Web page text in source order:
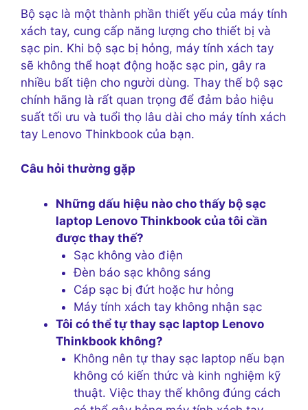
Bộ sạc là một thành phần thiết yếu của máy tính
xách tay, cung cấp năng lượng cho thiết bị và
sạc pin. Khi bộ sạc bị hỏng, máy tính xách tay
sẽ không thể hoạt động hoặc sạc pin, gây ra
nhiều bất tiện cho người dùng. Thay thế bộ sạc
chính hãng là rất quan trọng để đảm bảo hiệu
suất tối ưu và tuổi thọ lâu dài cho máy tính xách
tay Lenovo Thinkbook của bạn.
Câu hỏi thường gặp
Những dấu hiệu nào cho thấy bộ sạc
laptop Lenovo Thinkbook của tôi cần
được thay thế?
Sạc không vào điện
Đèn báo sạc không sáng
Cáp sạc bị đứt hoặc hư hỏng
Máy tính xách tay không nhận sạc
Tôi có thể tự thay sạc laptop Lenovo
Thinkbook không?
Không nên tự thay sạc laptop nếu bạn
không có kiến ​​thức và kinh nghiệm kỹ
thuật. Việc thay thế không đúng cách